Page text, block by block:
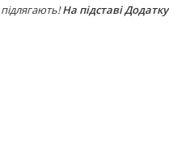
На підставі